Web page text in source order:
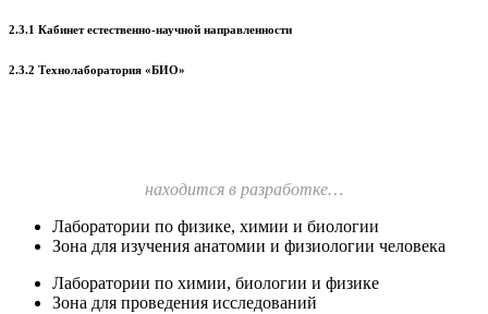
2.3.1 Кабинет естественно-научной направленности
2.3.2 Технолаборатория «БИО»
находится в разработке…
Лаборатории по физике, химии и биологии
Зона для изучения анатомии и физиологии человека
Лаборатории по химии, биологии и физике
Зона для проведения исследований